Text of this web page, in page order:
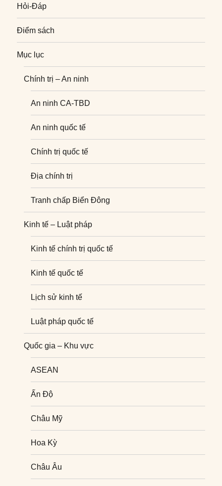
Hỏi-Đáp
Điểm sách
Mục lục
Chính trị – An ninh
An ninh CA-TBD
An ninh quốc tế
Chính trị quốc tế
Địa chính trị
Tranh chấp Biển Đông
Kinh tế – Luật pháp
Kinh tế chính trị quốc tế
Kinh tế quốc tế
Lịch sử kinh tế
Luật pháp quốc tế
Quốc gia – Khu vực
ASEAN
Ấn Độ
Châu Mỹ
Hoa Kỳ
Châu Âu